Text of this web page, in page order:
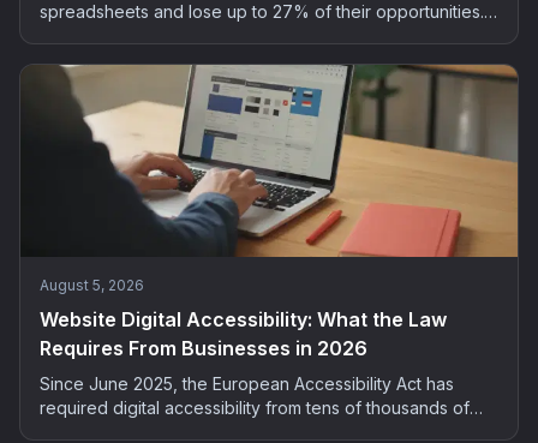
spreadsheets and lose up to 27% of their opportunities.
without spending your evenings on it.
August 5, 2026
Website Digital Accessibility: What the Law
Requires From Businesses in 2026
Since June 2025, the European Accessibility Act has
required digital accessibility from tens of thousands of